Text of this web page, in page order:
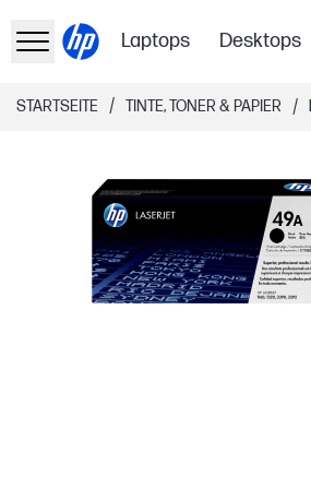
Laptops Desktops
STARTSEITE / TINTE, TONER & PAPIER /